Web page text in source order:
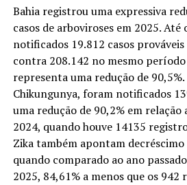
Bahia registrou uma expressiva
casos de arboviroses em 2025.
notificados 19.812 casos
contra 208.142 no mesmo período
representa uma redução de
Chikungunya, foram notificados
uma redução de 90,2% em
2024, quando houve 14135
Zika também apontam
quando comparado ao ano
2025, 84,61% a menos que os 942